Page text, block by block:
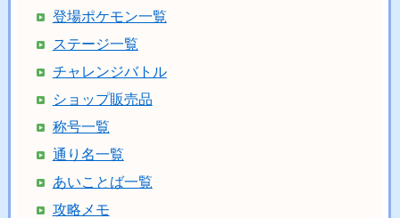
登場ポケモン一覧
ステージ一覧
チャレンジバトル
ショップ販売品
称号一覧
通り名一覧
あいことば一覧
攻略メモ